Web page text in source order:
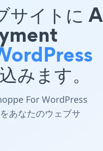
サイトに A
みます。
For WordPress
あなたのウェブサ